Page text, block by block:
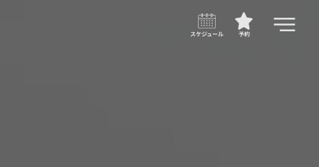
予約
スケジュール